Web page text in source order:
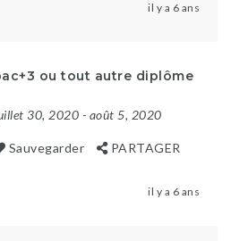
il y a 6 ans
ou tout autre diplôme
30, 2020 - août 5, 2020
Sauvegarder PARTAGER
il y a 6 ans